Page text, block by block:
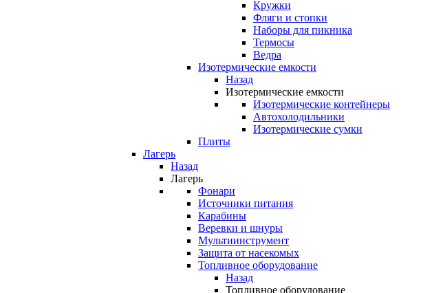
Кружки
Фляги и стопки
Наборы для пикника
Термосы
Ведра
Изотермические емкости
Назад
Изотермические емкости
Изотермические контейнеры
Автохолодильники
Изотермические сумки
Плиты
Лагерь
Назад
Лагерь
Фонари
Источники питания
Карабины
Веревки и шнуры
Мультиинструмент
Защита от насекомых
Топливное оборудование
Назад
Топливное оборудование